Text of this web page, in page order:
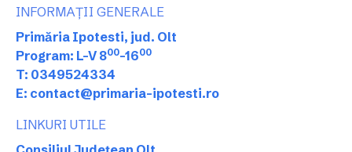
INFORMAȚII GENERALE
Primăria Ipotesti, jud. Olt
Program: L-V 800-1600
T: 0349524334
E: contact@primaria-ipotesti.ro
LINKURI UTILE